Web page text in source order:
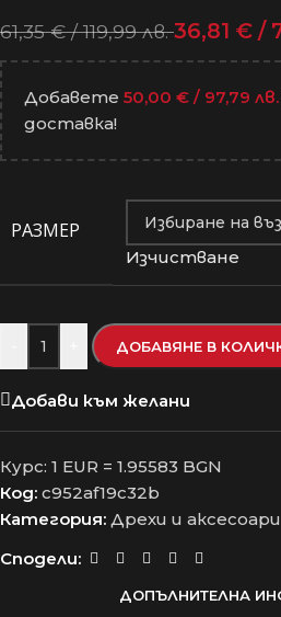
61,35€/ 119,99 лв.36,81 € /
Добавете 50,00 € / 97,79 лв.
доставка!
РАЗМЕР
Изчистване
ДОБАВЯНЕ В
Добави към желани
Курс: 1 EUR = 1.95583 BGN
Код: c952af19c32b
Категория: Дрехи и аксесоари
Сподели:
ДОПЪЛНИТЕЛНА